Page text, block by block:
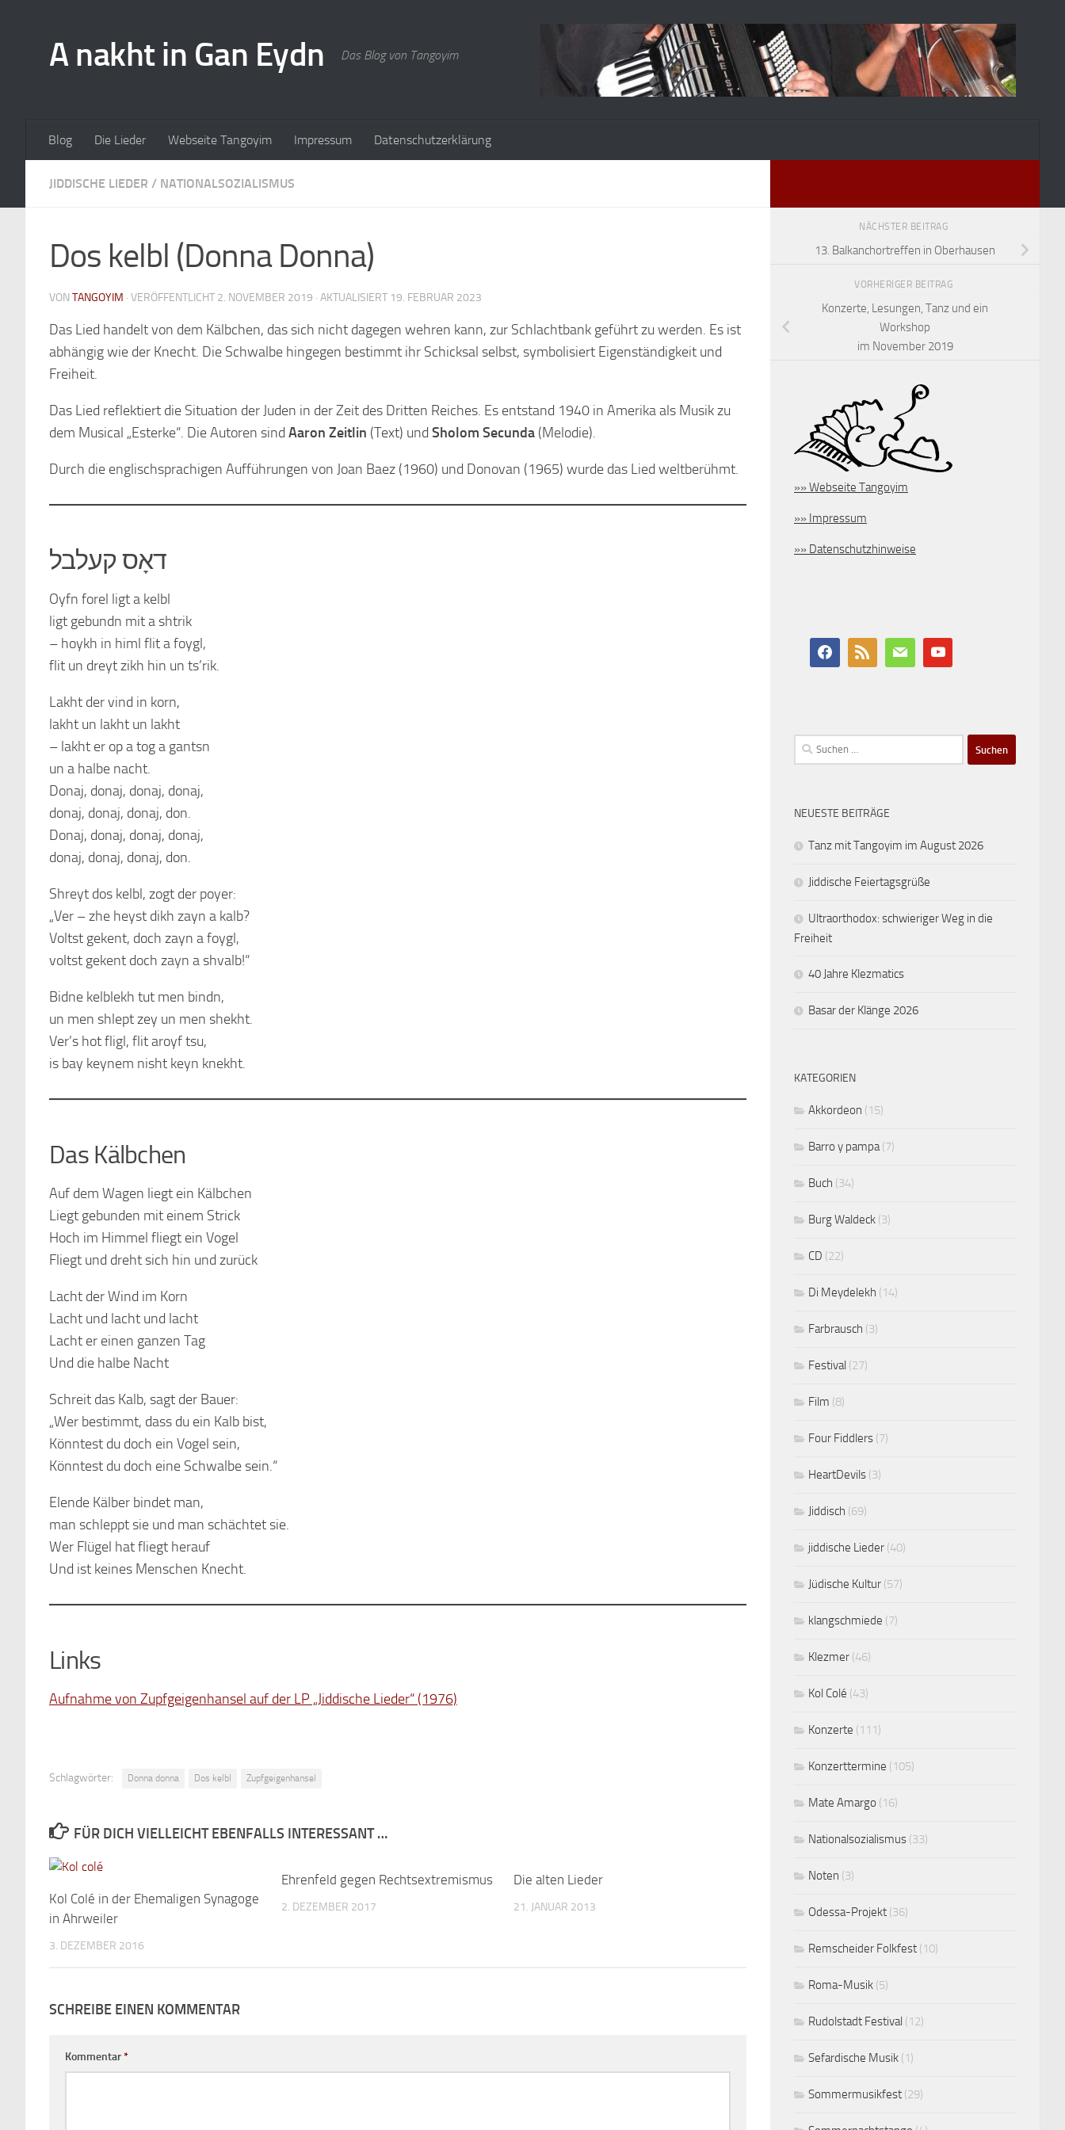
A nakht in Gan Eydn Das Blog von Tangoyim
Blog Die Lieder Webseite Tangoyim Impressum Datenschutzerklärung
JIDDISCHE LIEDER / NATIONALSOZIALISMUS
Dos kelbl (Donna Donna)
VON TANGOYIM · VERÖFFENTLICHT 2. NOVEMBER 2019 · AKTUALISIERT 19. FEBRUAR 2023
Das Lied handelt von dem Kälbchen, das sich nicht dagegen wehren kann, zur Schlachtbank geführt zu werden. Es ist
abhängig wie der Knecht. Die Schwalbe hingegen bestimmt ihr Schicksal selbst, symbolisiert Eigenständigkeit und
Freiheit.
Das Lied reflektiert die Situation der Juden in der Zeit des Dritten Reiches. Es entstand 1940 in Amerika als Musik zu
dem Musical „Esterke“. Die Autoren sind Aaron Zeitlin (Text) und Sholom Secunda (Melodie).
Durch die englischsprachigen Aufführungen von Joan Baez (1960) und Donovan (1965) wurde das Lied weltberühmt.
דאָס קעלבל
Oyfn forel ligt a kelbl
ligt gebundn mit a shtrik
– hoykh in himl flit a foygl,
flit un dreyt zikh hin un ts’rik.
Lakht der vind in korn,
lakht un lakht un lakht
– lakht er op a tog a gantsn
un a halbe nacht.
Donaj, donaj, donaj, donaj,
donaj, donaj, donaj, don.
Donaj, donaj, donaj, donaj,
donaj, donaj, donaj, don.
Shreyt dos kelbl, zogt der poyer:
„Ver – zhe heyst dikh zayn a kalb?
Voltst gekent, doch zayn a foygl,
voltst gekent doch zayn a shvalb!“
Bidne kelblekh tut men bindn,
un men shlept zey un men shekht.
Ver’s hot fligl, flit aroyf tsu,
is bay keynem nisht keyn knekht.
Das Kälbchen
Auf dem Wagen liegt ein Kälbchen
Liegt gebunden mit einem Strick
Hoch im Himmel fliegt ein Vogel
Fliegt und dreht sich hin und zurück
Lacht der Wind im Korn
Lacht und lacht und lacht
Lacht er einen ganzen Tag
Und die halbe Nacht
Schreit das Kalb, sagt der Bauer:
„Wer bestimmt, dass du ein Kalb bist,
Könntest du doch ein Vogel sein,
Könntest du doch eine Schwalbe sein.“
Elende Kälber bindet man,
man schleppt sie und man schächtet sie.
Wer Flügel hat fliegt herauf
Und ist keines Menschen Knecht.
Links
Aufnahme von Zupfgeigenhansel auf der LP „Jiddische Lieder“ (1976)
Schlagwörter: Donna donna Dos kelbl Zupfgeigenhansel
FÜR DICH VIELLEICHT EBENFALLS INTERESSANT …
Kol Colé in der Ehemaligen Synagoge
in Ahrweiler
3. DEZEMBER 2016
Ehrenfeld gegen Rechtsextremismus
2. DEZEMBER 2017
Die alten Lieder
21. JANUAR 2013
SCHREIBE EINEN KOMMENTAR
Kommentar*
NÄCHSTER BEITRAG
13. Balkanchortreffen in Oberhausen
VORHERIGER BEITRAG
Konzerte, Lesungen, Tanz und ein
Workshop
im November 2019
»» Webseite Tangoyim
»» Impressum
»» Datenschutzhinweise
Suchen
nach:
NEUESTE BEITRÄGE
Tanz mit Tangoyim im August 2026
Jiddische Feiertagsgrüße
Ultraorthodox: schwieriger Weg in die
Freiheit
40 Jahre Klezmatics
Basar der Klänge 2026
KATEGORIEN
Akkordeon (15)
Barro y pampa(7)
Buch (34)
Burg Waldeck (3)
CD (22)
Di Meydelekh (14)
Farbrausch (3)
Festival (27)
Film (8)
Four Fiddlers (7)
HeartDevils (3)
Jiddisch (69)
jiddische Lieder (40)
Jüdische Kultur (57)
klangschmiede (7)
Klezmer (46)
Kol Colé (43)
Konzerte (111)
Konzerttermine (105)
Mate Amargo (16)
Nationalsozialismus (33)
Noten (3)
Odessa-Projekt (36)
Remscheider Folkfest (10)
Roma-Musik (5)
Rudolstadt Festival (12)
Sefardische Musik (1)
Sommermusikfest (29)